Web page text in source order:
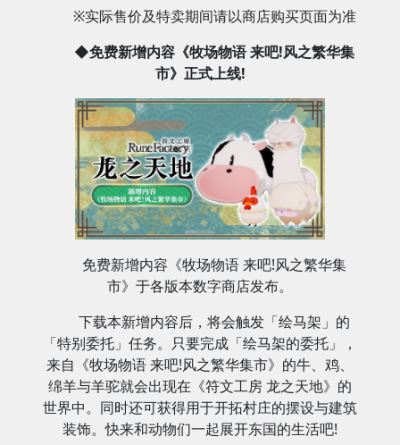
※实际售价及特卖期间请以商店购买页面为准
◆免费新增内容《牧场物语 来吧!风之繁华集
市》正式上线!
免费新增内容《牧场物语 来吧!风之繁华集
市》于各版本数字商店发布。
下载本新增内容后，将会触发「绘马架」的
「特别委托」任务。只要完成「绘马架的委托」，
来自《牧场物语 来吧!风之繁华集市》的牛、鸡、
绵羊与羊驼就会出现在《符文工房 龙之天地》的
世界中。同时还可获得用于开拓村庄的摆设与建筑
装饰。快来和动物们一起展开东国的生活吧!